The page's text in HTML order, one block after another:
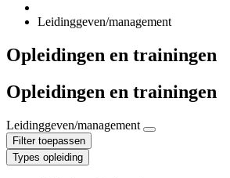
Leidinggeven/management
Opleidingen en trainingen
Opleidingen en trainingen
Leidinggeven/management
Filter toepassen
Types opleiding